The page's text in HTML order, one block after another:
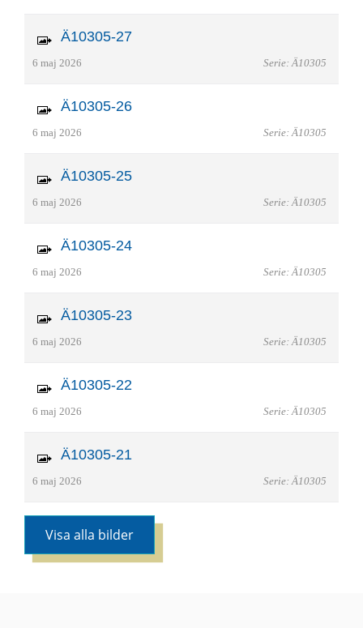
Ä10305-27
6 maj 2026 Serie: Ä10305
Ä10305-26
6 maj 2026 Serie: Ä10305
Ä10305-25
6 maj 2026 Serie: Ä10305
Ä10305-24
6 maj 2026 Serie: Ä10305
Ä10305-23
6 maj 2026 Serie: Ä10305
Ä10305-22
6 maj 2026 Serie: Ä10305
Ä10305-21
6 maj 2026 Serie: Ä10305
Visa alla bilder